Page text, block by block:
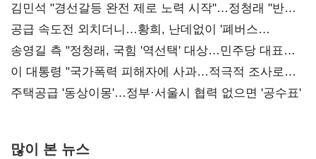
김민석 "경선갈등 완전 제로 노력 시작"…정청래 "반명
공세 사과부터"
공급 속도전 외치더니…황희, 난데없이 '폐버스
리모델링' 제안
송영길 측 "정청래, 국힘 '역선택' 대상…민주당 대표로
총선 지휘 못해"
이 대통령 "국가폭력 피해자에 사과…적극적 조사로
진실 밝혀야"
주택공급 '동상이몽'…정부·서울시 협력 없으면 '공수표'
많이 본 뉴스